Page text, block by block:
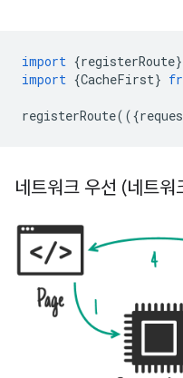
import {registerRoute}
import {CacheFirst}
registerRoute(({
네트워크 우선 (네트워